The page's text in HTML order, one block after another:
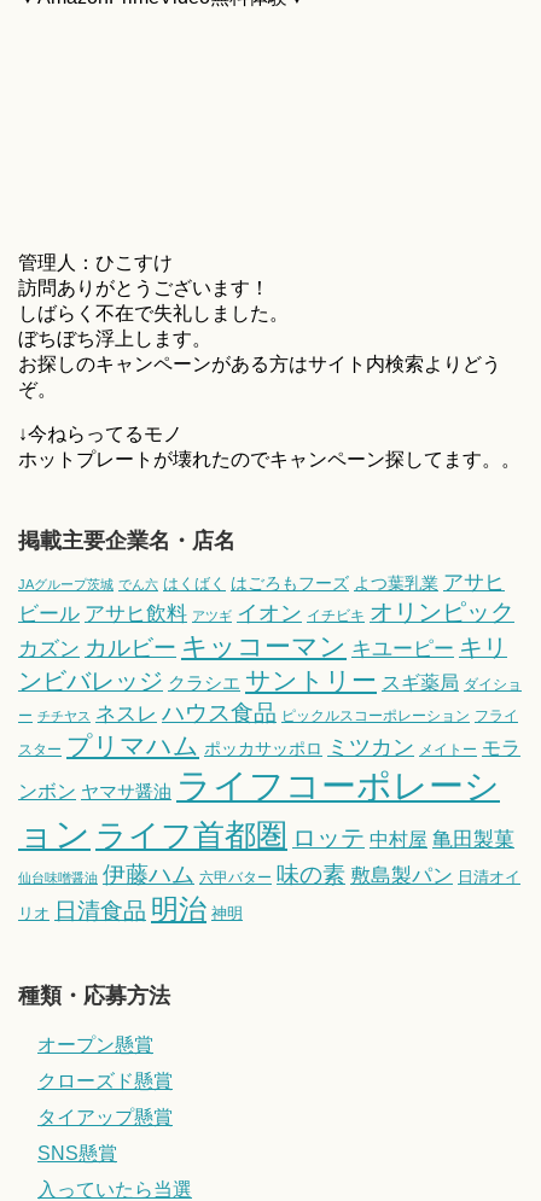
管理人：ひこすけ
訪問ありがとうございます！
しばらく不在で失礼しました。
ぼちぼち浮上します。
お探しのキャンペーンがある方はサイト内検索よりどう
ぞ。
↓今ねらってるモノ
ホットプレートが壊れたのでキャンペーン探してます。。
掲載主要企業名・店名
JAグループ茨城 でん六 はくばく はごろもフーズ よつ葉乳業 アサヒ
ビール アサヒ飲料 アツギ イオン イチビキ オリンピック
カズン カルビー キッコーマン キユーピー キリ
ンビバレッジ クラシエ サントリー スギ薬局 ダイショ
ー チチヤス ネスレ ハウス食品 ピックルスコーポレーション フライ
スター プリマハム ポッカサッポロ ミツカン メイトー モラ
ンボン ヤマサ醤油 ライフコーポレーシ
ョン ライフ首都圏 ロッテ 中村屋 亀田製菓
仙台味噌醤油 伊藤ハム 六甲バター 味の素 敷島製パン 日清オイ
リオ 日清食品 明治 神明
種類・応募方法
オープン懸賞
クローズド懸賞
タイアップ懸賞
SNS懸賞
入っていたら当選